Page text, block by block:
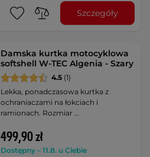
Szczegóły
Damska kurtka motocyklowa
softshell W-TEC Algenia - Szary
4.5 (1)
Lekka, ponadczasowa kurtka z
ochraniaczami na łokciach i
ramionach. Rozmiar …
499,90 zł
Dostępny – 11.8. u Ciebie